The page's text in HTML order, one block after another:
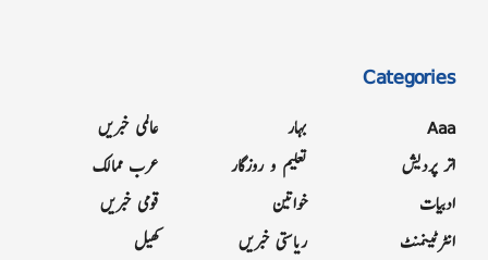
Categories
Aaa
اتر پردیش
ادبیات
انٹرٹینمنٹ
بہار
تعلیم و روزگار
خواتین
ریاستی خبریں
عالمی خبریں
عرب ممالک
قومی خبریں
کھیل